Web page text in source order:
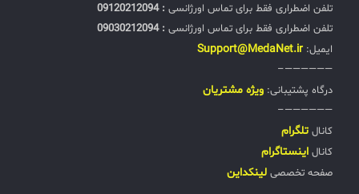
تلفن اضطراری فقط برای تماس اورژانسی : 09120212094
تلفن اضطراری فقط برای تماس اورژانسی : 09030212094
ایمیل: Support@MedaNet.ir
——————–
درگاه پشتیبانی: ويژه مشتریان
——————–
کانال تلگرام
کانال اینستاگرام
صفحه تخصصی لینکداین